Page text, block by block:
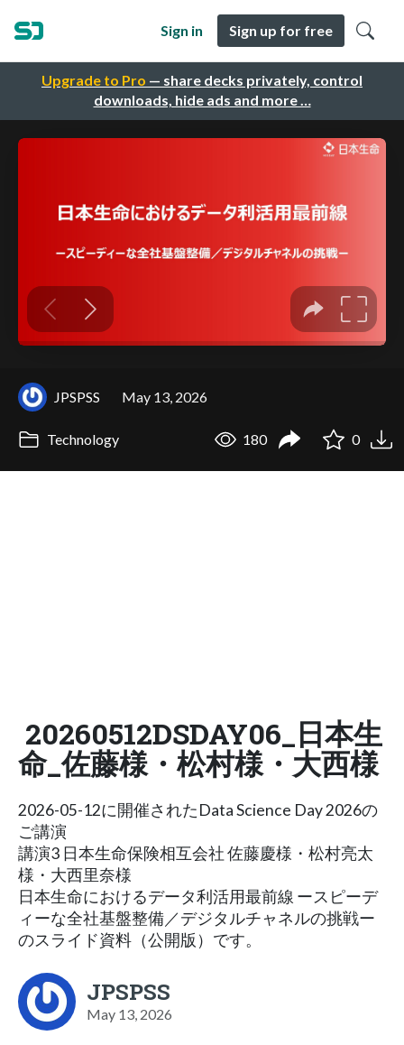
Upgrade to Pro — share decks privately, control
downloads, hide ads and more …
Sign in Sign up for free
JPSPSS May 13, 2026
Technology 180 0
20260512DSDAY06_日本生
命_佐藤様・松村様・大西様
2026-05-12に開催されたData Science Day 2026の
ご講演
講演3 日本生命保険相互会社 佐藤慶様・松村亮太
様・大西里奈様
日本生命におけるデータ利活用最前線 ースピーデ
ィーな全社基盤整備／デジタルチャネルの挑戦ー
のスライド資料（公開版）です。
JPSPSS
May 13, 2026